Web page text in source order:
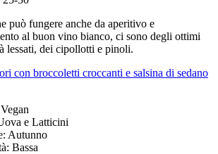
può fungere anche da aperitivo e
al buon vino bianco, ci sono degli ottimi
lessati, dei cipollotti e pinoli.
con broccoletti croccanti e salsina di sedano
Vegan
e Latticini
Autunno
Bassa